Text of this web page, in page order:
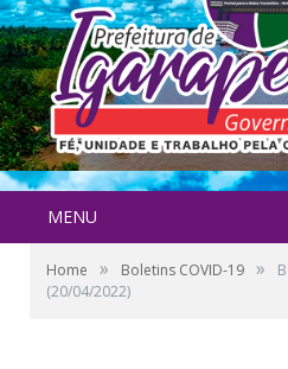
MENU
Home » Boletins COVID-19 »
(20/04/2022)